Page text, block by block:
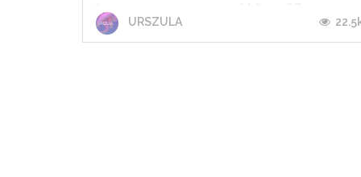
Impact เกมแนว open-world สัญชาติจีนจาก
บริษัท miHoYo ก็ยังคงถูกพูดถึงในวงการเกมอยู่
URSZULA